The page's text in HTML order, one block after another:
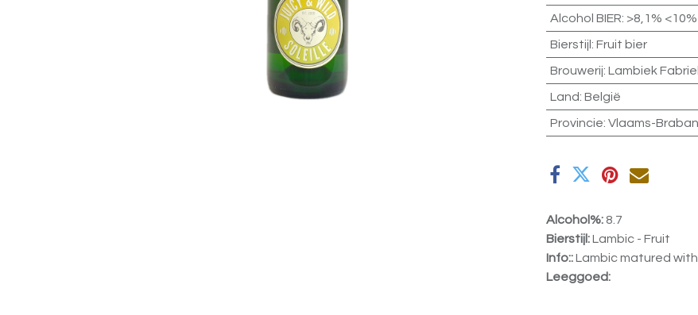
Alcohol BIER: >8,1% <10%
Bierstijl : Fruit bier
Brouwerij: Lambiek
Land: België
Provincie: Vlaams-
Alcohol%: 8.7
Bierstijl:Lambic - Fruit
Info::Lambic matured
Leeggoed: